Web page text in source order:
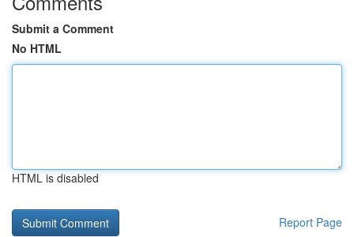
Submit a Comment
No HTML
HTML is disabled
Report Page